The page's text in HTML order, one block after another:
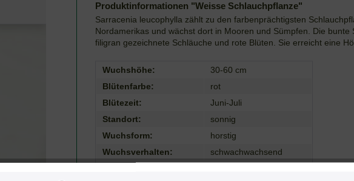
Produktinformationen "Weisse Schlauchpflanze"
Sarracenia leucophylla zählt zu den farbenprächtigsten
Nordamerikas und wächst dort in Mooren und Sümpfen. Die
filigran gezeichnete Schläuche und rote Blüten. Sie erreicht eine
Wuchshöhe:
30-60 cm
Blütenfarbe:
rot
Blütezeit:
Juni-Juli
Standort:
sonnig
Wuchsform:
horstig
Wuchsverhalten:
schwachwachsend